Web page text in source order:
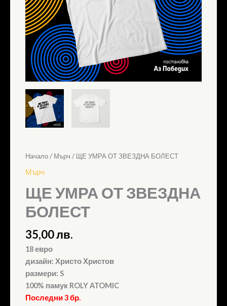
Начало/ Мърч / ЩЕ УМРА ОТ ЗВЕЗДНА БОЛЕСТ
Мърч
ЩЕ УМРА ОТ ЗВЕЗДНА
БОЛЕСТ
35,00лв.
18 евро
дизайн: Христо Христов
размери: S
100% памук ROLY ATOMIC
Последни 3 бр.